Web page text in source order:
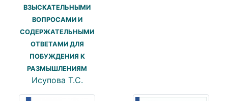
ВЗЫСКАТЕЛЬНЫМИ
ВОПРОСАМИ И
СОДЕРЖАТЕЛЬНЫМИ
ОТВЕТАМИ ДЛЯ
ПОБУЖДЕНИЯ К
РАЗМЫШЛЕНИЯМ
Исупова Т.С.